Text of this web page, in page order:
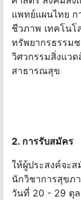
แพทย์แผนไทย ก
ชีวภาพ เทคโนโ
ทรัพยากรธรรม
วิศวกรรมสิ่งแว
สาธารณสุข
2. การรับสมัคร
ให้ผู้ประสงค์จะ
นักวิชาการสุขภ
วันที่ 20 - 29 ตุ